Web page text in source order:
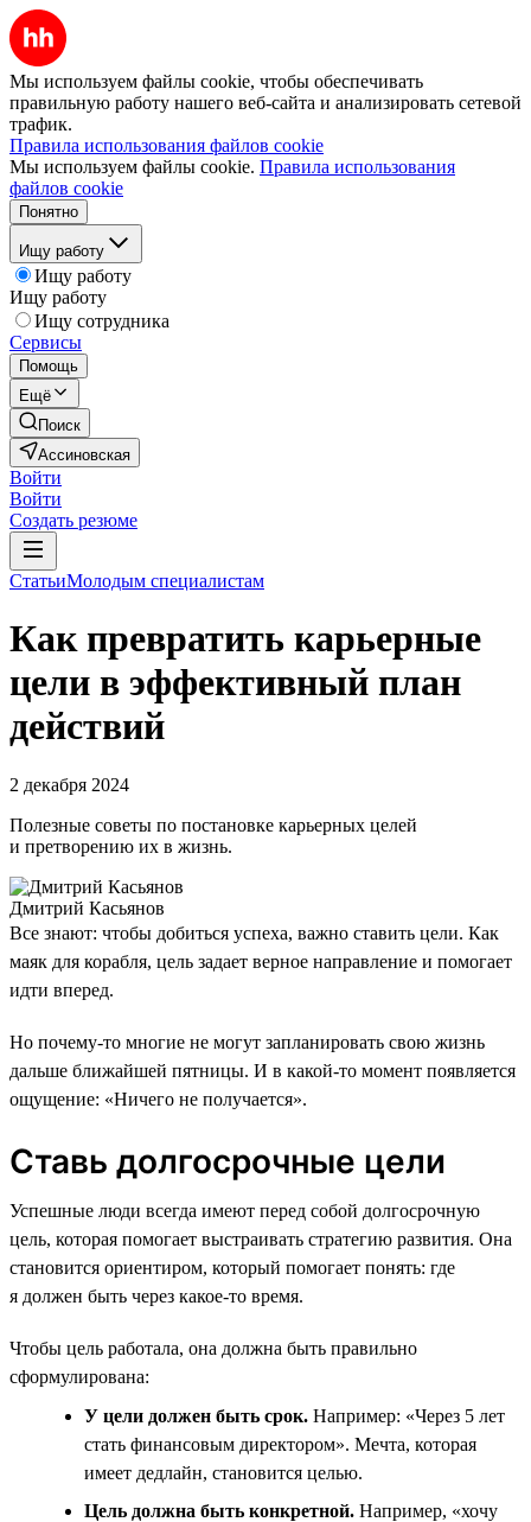
Мы используем файлы cookie, чтобы обеспечивать
правильную работу нашего веб-сайта и анализировать сетевой
трафик.
Правила использования файлов cookie
Мы используем файлы cookie. Правила использования
файлов cookie
Понятно
Ищу работу
Ищу работу
Ищу работу
Ищу сотрудника
Сервисы
Помощь
Ещё
Поиск
Ассиновская
Войти
Войти
Создать резюме
СтатьиМолодым специалистам
Как превратить карьерные
цели в эффективный план
действий
2 декабря 2024
Полезные советы по постановке карьерных целей
и претворению их в жизнь.
Дмитрий Касьянов
Все знают: чтобы добиться успеха, важно ставить цели. Как
маяк для корабля, цель задает верное направление и помогает
идти вперед.
Но почему-то многие не могут запланировать свою жизнь
дальше ближайшей пятницы. И в какой-то момент появляется
ощущение: «Ничего не получается».
Ставь долгосрочные цели
Успешные люди всегда имеют перед собой долгосрочную
цель, которая помогает выстраивать стратегию развития. Она
становится ориентиром, который помогает понять: где
я должен быть через какое-то время.
Чтобы цель работала, она должна быть правильно
сформулирована:
У цели должен быть срок. Например: «Через 5 лет
стать финансовым директором». Мечта, которая
имеет дедлайн, становится целью.
Цель должна быть конкретной. Например, «хочу